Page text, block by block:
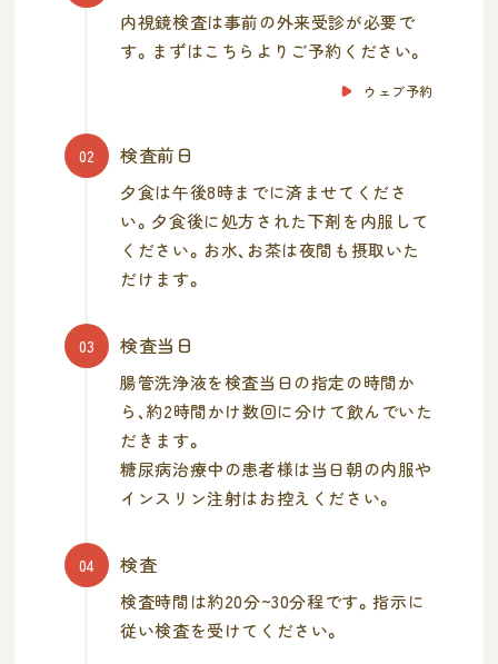
内視鏡検査は事前の外来受診が必要で
す。まずはこちらよりご予約ください。
ウェブ予約
02 検査前日
夕食は午後8時までに済ませてくださ
い。夕食後に処方された下剤を内服して
ください。お水、お茶は夜間も摂取いた
だけます。
03 検査当日
腸管洗浄液を検査当日の指定の時間か
ら、約2時間かけ数回に分けて飲んでいた
だきます。
糖尿病治療中の患者様は当日朝の内服や
インスリン注射はお控えください。
04 検査
検査時間は約20分~30分程です。指示に
従い検査を受けてください。